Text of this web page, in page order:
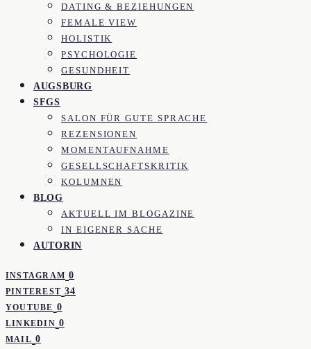
DATING & BEZIEHUNGEN
FEMALE VIEW
HOLISTIK
PSYCHOLOGIE
GESUNDHEIT
AUGSBURG
SFGS
SALON FÜR GUTE SPRACHE
REZENSIONEN
MOMENTAUFNAHME
GESELLSCHAFTSKRITIK
KOLUMNEN
BLOG
AKTUELL IM BLOGAZINE
IN EIGENER SACHE
AUTORIN
INSTAGRAM 0
PINTEREST 34
YOUTUBE 0
LINKEDIN 0
MAIL 0